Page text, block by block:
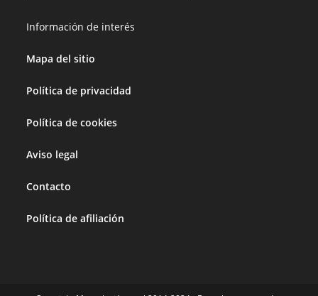
Información de interés
Mapa del sitio
Política de privacidad
Política de cookies
Aviso legal
Contacto
Política de afiliación